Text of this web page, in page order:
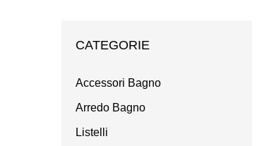
CATEGORIE
Accessori Bagno
Arredo Bagno
Listelli